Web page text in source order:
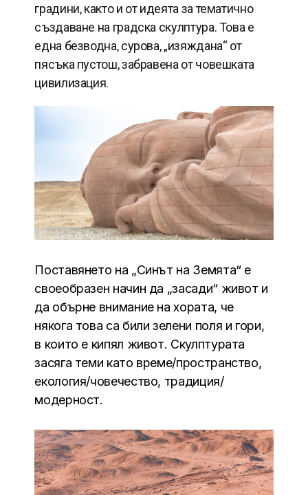
градини, както и от идеята за тематично
създаване на градска скулптура. Това е
една безводна, сурова, „изяждана“ от
пясъка пустош, забравена от човешката
цивилизация.
Поставянето на „Синът на Земята“ е
своеобразен начин да „засади“ живот и
да обърне внимание на хората, че
някога това са били зелени поля и гори,
в които е кипял живот. Скулптурата
засяга теми като време/пространство,
екология/човечество, традиция/
модерност.